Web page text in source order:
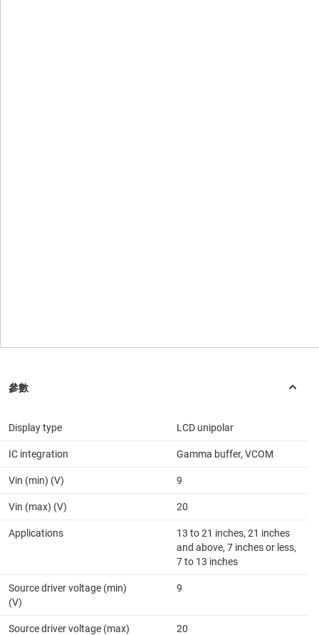
Display type LCD unipolar
IC integration Gamma buffer, VCOM
Vin (min) (V) 9
Vin (max) (V) 20
Applications
13 to 21 inches, 21 inches
and above, 7 inches or less,
7 to 13 inches
Source driver voltage (min)
(V)
9
Source driver voltage (max)
20